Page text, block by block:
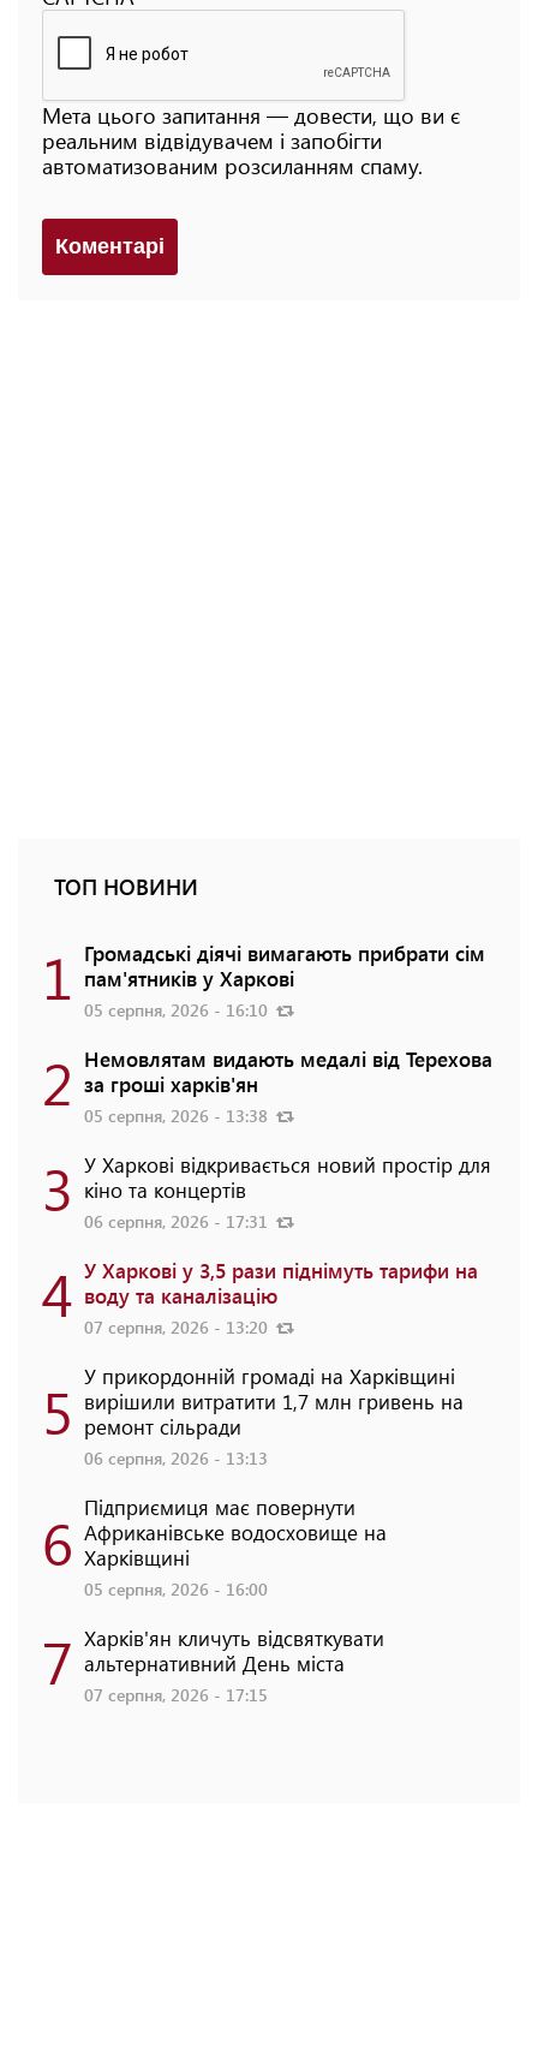
Мета цього запитання — довести, що ви є
реальним відвідувачем і запобігти
автоматизованим розсиланням спаму.
Коментарi
ТОП НОВИНИ
1 Громадські діячі вимагають прибрати сім
пам'ятників у Харкові
05 серпня, 2026 - 16:10
2 Немовлятам видають медалі від Терехова
за гроші харків'ян
05 серпня, 2026 - 13:38
3 У Харкові відкривається новий простір для
кіно та концертів
06 серпня, 2026 - 17:31
4 У Харкові у 3,5 рази піднімуть тарифи на
воду та каналізацію
07 серпня, 2026 - 13:20
5 У прикордонній громаді на Харківщині
вирішили витратити 1,7 млн гривень на
ремонт сільради
06 серпня, 2026 - 13:13
6 Підприємиця має повернути
Африканівське водосховище на
Харківщині
05 серпня, 2026 - 16:00
7 Харків'ян кличуть відсвяткувати
альтернативний День міста
07 серпня, 2026 - 17:15